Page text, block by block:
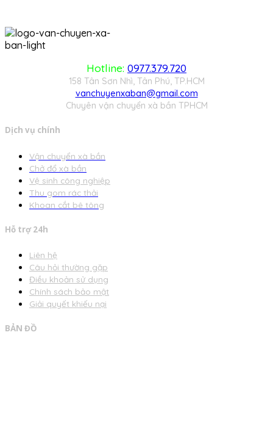
Hotline: 0977.379.720
158 Tân Sơn Nhì, Tân Phú, TP.HCM
vanchuyenxaban@gmail.com
Chuyên vận chuyển xà bần TPHCM
Dịch vụ chính
Vận chuyển xà bần
Chở đổ xà bần
Vệ sinh công nghiệp
Thu gom rác thải
Khoan cắt bê tông
Hỗ trợ 24h
Liên hệ
Câu hỏi thường gặp
Điều khoản sử dụng
Chính sách bảo mật
Giải quyết khiếu nại
BẢN ĐỒ